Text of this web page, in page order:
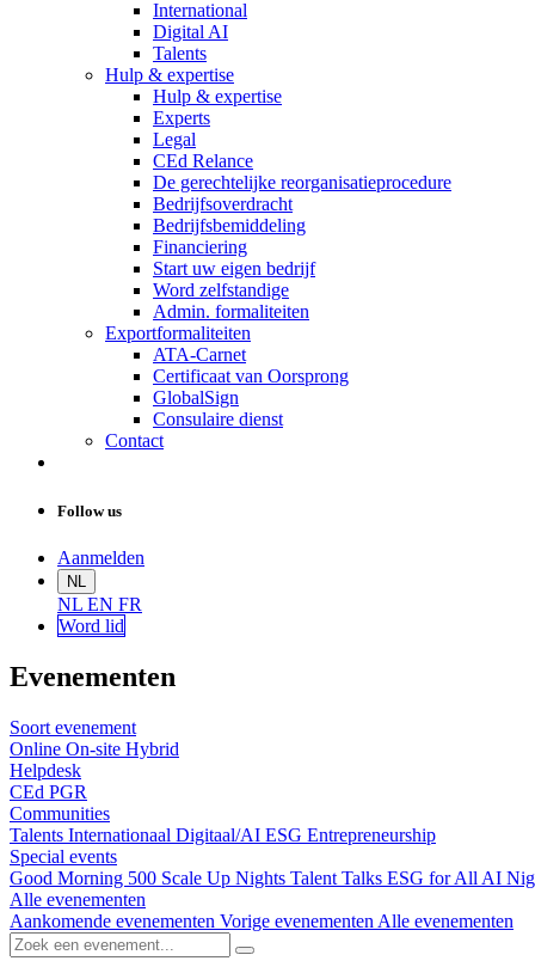
International
Digital AI
Talents
Hulp & expertise
Hulp & expertise
Experts
Legal
CEd Relance
De gerechtelijke reorganisatieprocedure
Bedrijfsoverdracht
Bedrijfsbemiddeling
Financiering
Start uw eigen bedrijf
Word zelfstandige
Admin. formaliteiten
Exportformaliteiten
ATA-Carnet
Certificaat van Oorsprong
GlobalSign
Consulaire dienst
Contact
Follow us
Aanmelden
NL
NL EN FR
Word lid
Evenementen
Soort evenement
Online On-site Hybrid
Helpdesk
CEd PGR
Communities
Talents Internationaal Digitaal/AI ESG Entrepreneurship
Special events
Good Morning 500 Scale Up Nights Talent Talks ESG for All AI
Alle evenementen
Aankomende evenementen Vorige evenementen Alle evenementen